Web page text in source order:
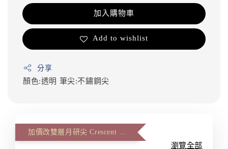
加入購物車
Add to wishlist
分享
顏色:透明 筆尖:不鏽鋼尖
瀏覽全部